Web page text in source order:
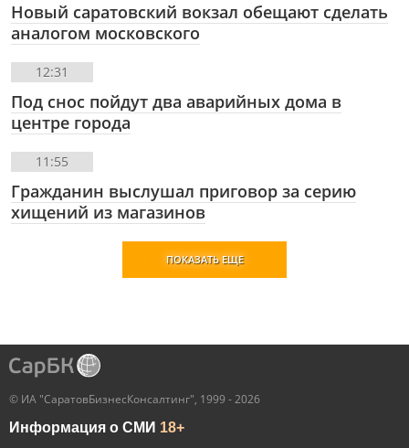
Новый саратовский вокзал обещают сделать
аналогом московского
12:31
Под снос пойдут два аварийных дома в
центре города
11:55
Гражданин выслушал приговор за серию
хищений из магазинов
ПОКАЗАТЬ ЕЩЕ
© ИА "СаратовБизнесКонсалтинг", 1999 - 2026
Информация о СМИ 18+